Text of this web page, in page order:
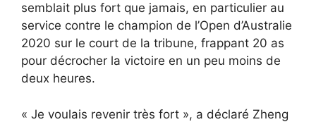
semblait plus fort que jamais, en particulier au
service contre le champion de l’Open d’Australie
2020 sur le court de la tribune, frappant 20 as
pour décrocher la victoire en un peu moins de
deux heures.
« Je voulais revenir très fort », a déclaré Zheng